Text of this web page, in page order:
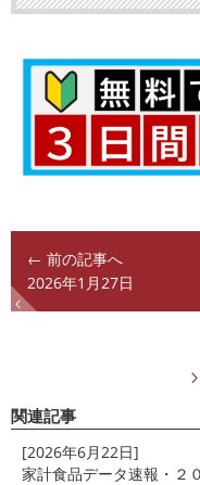
← 前の記事へ
2026年1月27日
関連記事
[2026年6月22日]
家計食品データ速報・２